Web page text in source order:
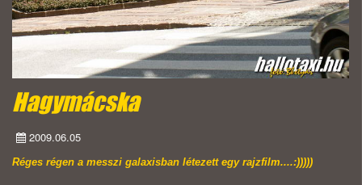
Hagymácska
2009.06.05
Réges régen a messzi galaxisban létezett egy rajzfilm....:)))))